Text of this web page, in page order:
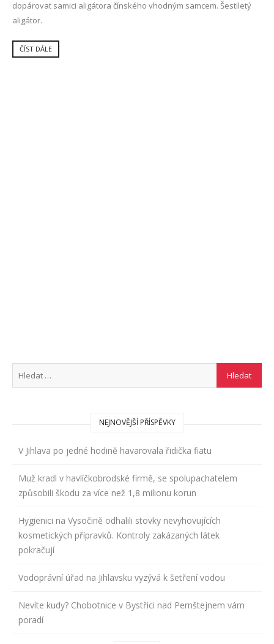
dopárovat samici aligátora čínského vhodným samcem. Šestiletý
aligátor.
ČÍST DÁLE
NEJNOVĚJŠÍ PŘÍSPĚVKY
V Jihlava po jedné hodině havarovala řidička fiatu
Muž kradl v havlíčkobrodské firmě, se spolupachatelem
způsobili škodu za více než 1,8 milionu korun
Hygienici na Vysočině odhalili stovky nevyhovujících
kosmetických přípravků. Kontroly zakázaných látek
pokračují
Vodoprávní úřad na Jihlavsku vyzývá k šetření vodou
Nevíte kudy? Chobotnice v Bystřici nad Pernštejnem vám
poradí